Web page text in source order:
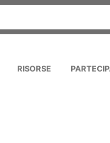
RISORSE